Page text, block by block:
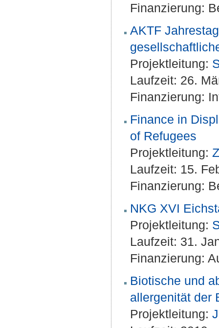
Finanzierung:
AKTF
Projektleitung:
Laufzeit: 26.
Finanzierung:
Finance in
of Refugees
Projektleitung:
Laufzeit: 15.
Finanzierung:
NKG XVI
Projektleitung:
Laufzeit: 31.
Finanzierung:
Biotische und
allergenität der
Projektleitung: